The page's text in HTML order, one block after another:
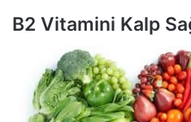
B2 Vitamini Kalp